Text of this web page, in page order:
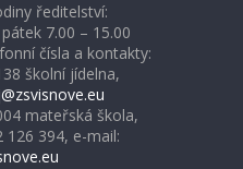
ředitelství:
7.00 – 15.00
čísla a kontakty:
školní jídelna,
mateřská škola,
126 394, e-mail: